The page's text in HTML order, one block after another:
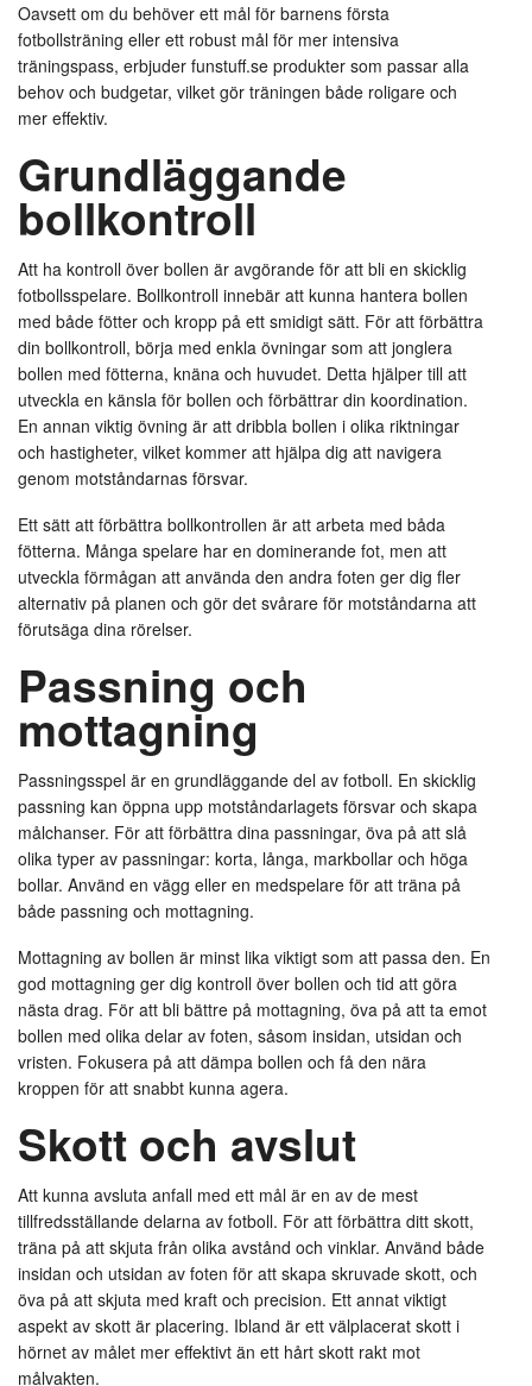
Oavsett om du behöver ett mål för barnens första
fotbollsträning eller ett robust mål för mer intensiva
träningspass, erbjuder funstuff.se produkter som passar alla
behov och budgetar, vilket gör träningen både roligare och
mer effektiv.
Grundläggande
bollkontroll
Att ha kontroll över bollen är avgörande för att bli en skicklig
fotbollsspelare. Bollkontroll innebär att kunna hantera bollen
med både fötter och kropp på ett smidigt sätt. För att förbättra
din bollkontroll, börja med enkla övningar som att jonglera
bollen med fötterna, knäna och huvudet. Detta hjälper till att
utveckla en känsla för bollen och förbättrar din koordination.
En annan viktig övning är att dribbla bollen i olika riktningar
och hastigheter, vilket kommer att hjälpa dig att navigera
genom motståndarnas försvar.
Ett sätt att förbättra bollkontrollen är att arbeta med båda
fötterna. Många spelare har en dominerande fot, men att
utveckla förmågan att använda den andra foten ger dig fler
alternativ på planen och gör det svårare för motståndarna att
förutsäga dina rörelser.
Passning och
mottagning
Passningsspel är en grundläggande del av fotboll. En skicklig
passning kan öppna upp motståndarlagets försvar och skapa
målchanser. För att förbättra dina passningar, öva på att slå
olika typer av passningar: korta, långa, markbollar och höga
bollar. Använd en vägg eller en medspelare för att träna på
både passning och mottagning.
Mottagning av bollen är minst lika viktigt som att passa den. En
god mottagning ger dig kontroll över bollen och tid att göra
nästa drag. För att bli bättre på mottagning, öva på att ta emot
bollen med olika delar av foten, såsom insidan, utsidan och
vristen. Fokusera på att dämpa bollen och få den nära
kroppen för att snabbt kunna agera.
Skott och avslut
Att kunna avsluta anfall med ett mål är en av de mest
tillfredsställande delarna av fotboll. För att förbättra ditt skott,
träna på att skjuta från olika avstånd och vinklar. Använd både
insidan och utsidan av foten för att skapa skruvade skott, och
öva på att skjuta med kraft och precision. Ett annat viktigt
aspekt av skott är placering. Ibland är ett välplacerat skott i
hörnet av målet mer effektivt än ett hårt skott rakt mot
målvakten.